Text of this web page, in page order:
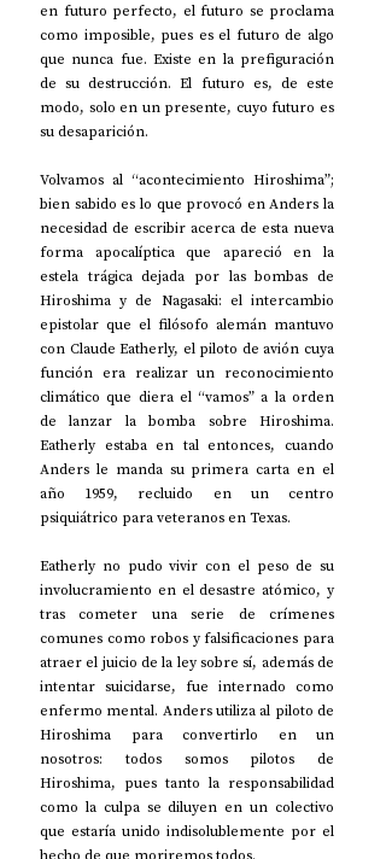
en futuro perfecto, el futuro se proclama
como imposible, pues es el futuro de algo
que nunca fue. Existe en la prefiguración
de su destrucción. El futuro es, de este
modo, solo en un presente, cuyo futuro es
su desaparición.
Volvamos al “acontecimiento Hiroshima”;
bien sabido es lo que provocó en Anders la
necesidad de escribir acerca de esta nueva
forma apocalíptica que apareció en la
estela trágica dejada por las bombas de
Hiroshima y de Nagasaki: el intercambio
epistolar que el filósofo alemán mantuvo
con Claude Eatherly, el piloto de avión cuya
función era realizar un reconocimiento
climático que diera el “vamos” a la orden
de lanzar la bomba sobre Hiroshima.
Eatherly estaba en tal entonces, cuando
Anders le manda su primera carta en el
año 1959, recluido en un centro
psiquiátrico para veteranos en Texas.
Eatherly no pudo vivir con el peso de su
involucramiento en el desastre atómico, y
tras cometer una serie de crímenes
comunes como robos y falsificaciones para
atraer el juicio de la ley sobre sí, además de
intentar suicidarse, fue internado como
enfermo mental. Anders utiliza al piloto de
Hiroshima para convertirlo en un
nosotros: todos somos pilotos de
Hiroshima, pues tanto la responsabilidad
como la culpa se diluyen en un colectivo
que estaría unido indisolublemente por el